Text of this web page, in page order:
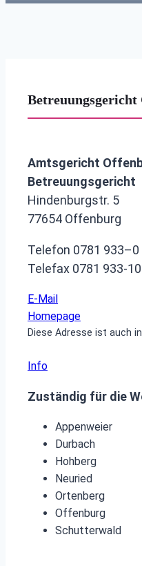
Amtsgericht
Betreuungsgericht
Hindenburgstr. 5
77654 Offenburg
Telefon 0781 933–0
Telefax 0781
E-Mail
Homepage
Diese Adresse ist auch
Info
Zuständig für die
Appenweier
Durbach
Hohberg
Neuried
Ortenberg
Offenburg
Schutterwald